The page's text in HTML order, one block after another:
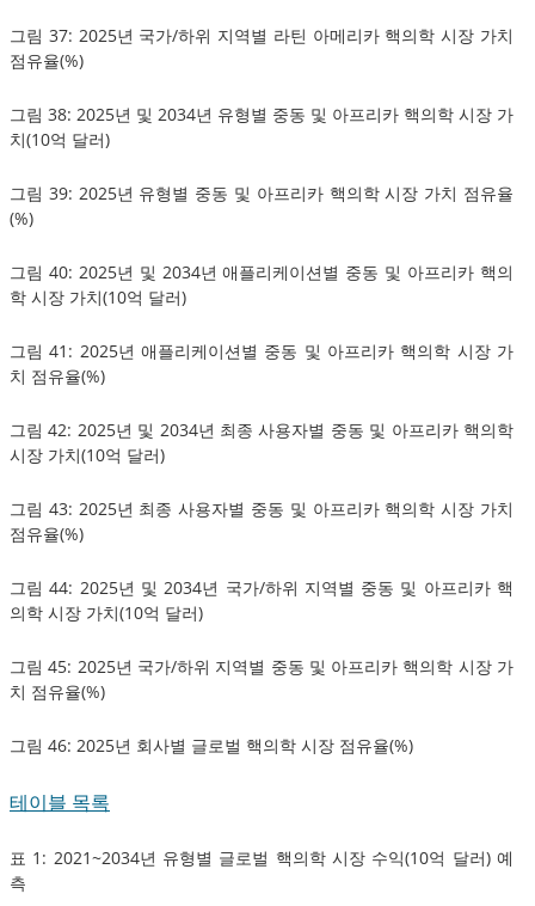
그림 37: 2025년 국가/하위 지역별 라틴 아메리카 핵의학 시장 가치
점유율(%)
그림 38: 2025년 및 2034년 유형별 중동 및 아프리카 핵의학 시장 가
치(10억 달러)
그림 39: 2025년 유형별 중동 및 아프리카 핵의학 시장 가치 점유율
(%)
그림 40: 2025년 및 2034년 애플리케이션별 중동 및 아프리카 핵의
학 시장 가치(10억 달러)
그림 41: 2025년 애플리케이션별 중동 및 아프리카 핵의학 시장 가
치 점유율(%)
그림 42: 2025년 및 2034년 최종 사용자별 중동 및 아프리카 핵의학
시장 가치(10억 달러)
그림 43: 2025년 최종 사용자별 중동 및 아프리카 핵의학 시장 가치
점유율(%)
그림 44: 2025년 및 2034년 국가/하위 지역별 중동 및 아프리카 핵
의학 시장 가치(10억 달러)
그림 45: 2025년 국가/하위 지역별 중동 및 아프리카 핵의학 시장 가
치 점유율(%)
그림 46: 2025년 회사별 글로벌 핵의학 시장 점유율(%)
테이블 목록
표 1: 2021~2034년 유형별 글로벌 핵의학 시장 수익(10억 달러) 예
측